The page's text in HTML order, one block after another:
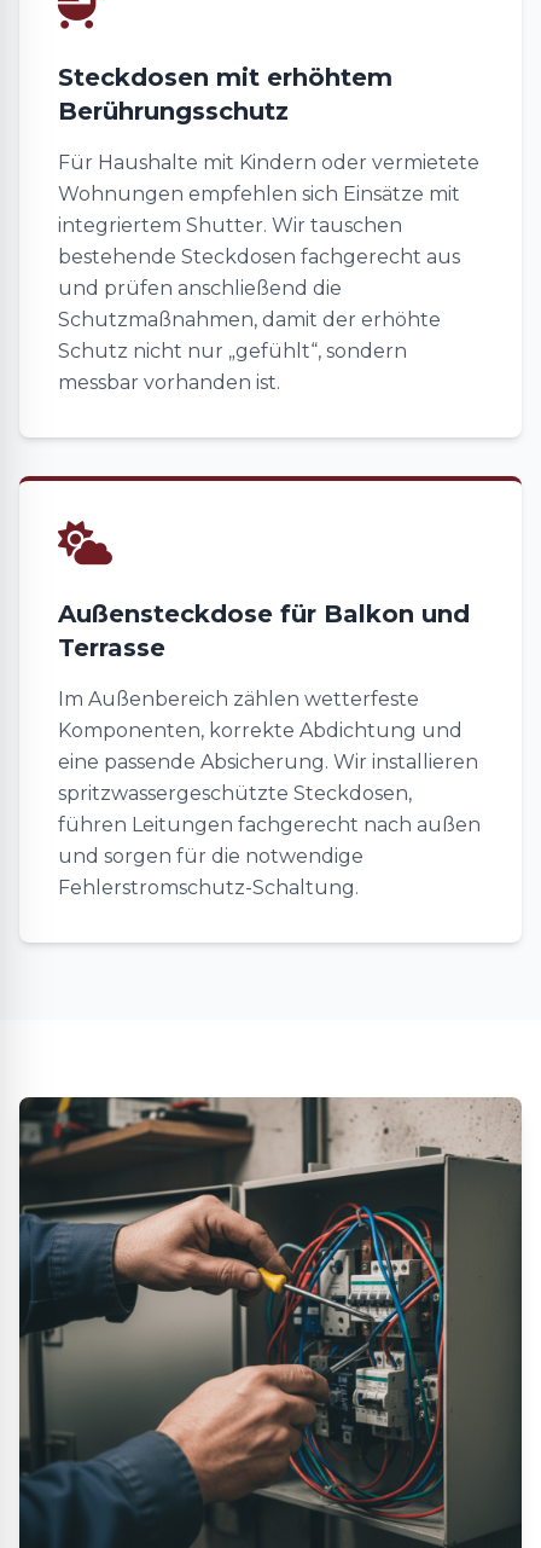
Steckdosen mit erhöhtem
Berührungsschutz
Für Haushalte mit Kindern oder vermietete
Wohnungen empfehlen sich Einsätze mit
integriertem Shutter. Wir tauschen
bestehende Steckdosen fachgerecht aus
und prüfen anschließend die
Schutzmaßnahmen, damit der erhöhte
Schutz nicht nur „gefühlt“, sondern
messbar vorhanden ist.
Außensteckdose für Balkon und
Terrasse
Im Außenbereich zählen wetterfeste
Komponenten, korrekte Abdichtung und
eine passende Absicherung. Wir installieren
spritzwassergeschützte Steckdosen,
führen Leitungen fachgerecht nach außen
und sorgen für die notwendige
Fehlerstromschutz-Schaltung.